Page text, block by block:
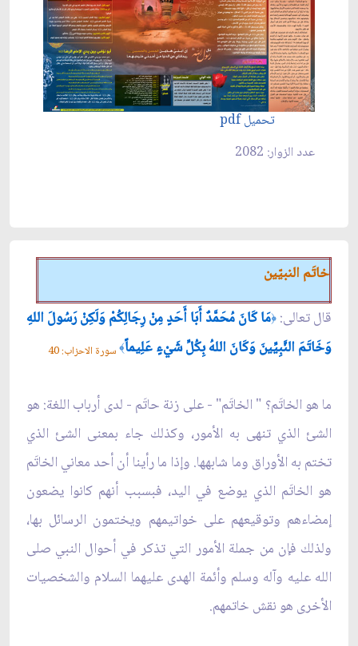
تحميل pdf
عدد الزوار: 2082
خاتَم النبيّين
قال تعالى: ﴿مَا كَانَ مُحَمَّدٌ أَبَا أَحَدٍ مِنْ رِجَالِكُمْ وَلَكِنْ رَسُولَ اللهِ
وَخَاتَمَ النَّبِيِّينَ وَكَانَ اللهُ بِكُلِّ شَيْءٍ عَلِيماً﴾ سورة الاحزاب: 40
ما هو الخاتَم؟ " الخاتَم" - على زنة حاتَم - لدى أرباب اللغة: هو
الشئ الذي تنهى به الأمور، وكذلك جاء بمعنى الشئ الذي
تختم به الأوراق وما شابهها. وإذا ما رأينا أن أحد معاني الخاتَم
هو الخاتَم الذي يوضع في اليد، فبسبب أنهم كانوا يضعون
إمضاءهم وتوقيعهم على خواتيمهم ويختمون الرسائل بها،
ولذلك فإن من جملة الأمور التي تذكر في أحوال النبي صلى
الله عليه وآله وسلم وأئمة الهدى عليهما السلام والشخصيات
الأخرى هو نقش خاتمهم.